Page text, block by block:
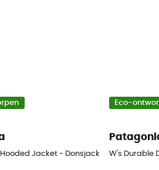
Hooded Jacket - Donsjack - Dames
Eco-
W's Durable